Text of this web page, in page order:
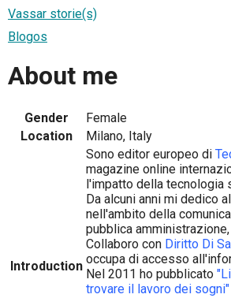
Vassar storie(s)
Blogos
About me
Gender
Female
Location
Milano, Italy
Introduction
Sono editor europeo di
magazine online
l'impatto della tecnologia
Da alcuni anni mi dedico
nell'ambito della
pubblica
Collaboro con Diritto Di
occupa di accesso
Nel 2011 ho pubblicato
trovare il lavoro dei sogni"